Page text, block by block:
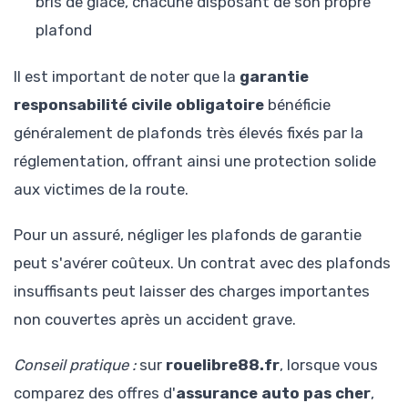
plafond
Il est important de noter que la garantie
responsabilité civile obligatoire bénéficie
généralement de plafonds très élevés fixés par la
réglementation, offrant ainsi une protection solide
aux victimes de la route.
Pour un assuré, négliger les plafonds de garantie
peut s'avérer coûteux. Un contrat avec des plafonds
insuffisants peut laisser des charges importantes
non couvertes après un accident grave.
Conseil pratique :sur rouelibre88.fr, lorsque vous
comparez des offres d'assurance auto pas cher,